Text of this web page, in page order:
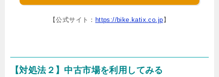
【公式サイト： https://bike.katix.co.jp 】
【対処法２】中古市場を利用してみる